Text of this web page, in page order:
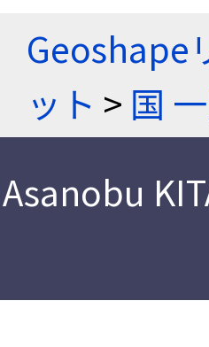
Geoshape
ット > 国
Asanobu